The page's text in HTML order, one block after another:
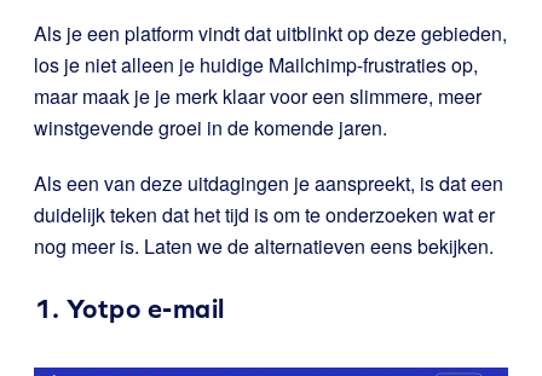
Als je een platform vindt dat uitblinkt op deze gebieden,
los je niet alleen je huidige Mailchimp-frustraties op,
maar maak je je merk klaar voor een slimmere, meer
winstgevende groei in de komende jaren.
Als een van deze uitdagingen je aanspreekt, is dat een
duidelijk teken dat het tijd is om te onderzoeken wat er
nog meer is. Laten we de alternatieven eens bekijken.
1. Yotpo e-mail